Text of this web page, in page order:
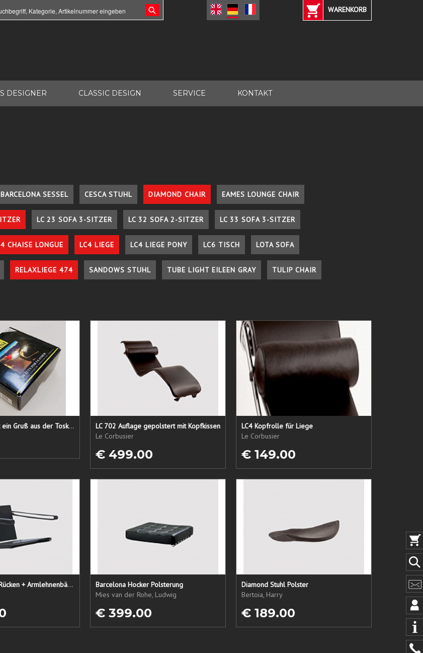
WARENKORB
DESIGNER CLASSIC DESIGN SERVICE KONTAKT
BARCELONA SESSEL CESCA STUHL DIAMOND CHAIR EAMES LOUNGE CHAIR
LC 23 SOFA 3-SITZER LC 32 SOFA 2-SITZER LC 33 SOFA 3-SITZER
CHAISE LONGUE LC4 LIEGE LC4 LIEGE PONY LC6 TISCH LOTA SOFA
RELAXLIEGE 474 SANDOWS STUHL TUBE LIGHT EILEEN GRAY TULIP CHAIR
Lederpflege-Set ein Gruß aus der Toskana...
LC 702 Auflage gepolstert mit Kopfkissen
Le Corbusier
€ 499.00
LC4 Kopfrolle für Liege
Le Corbusier
€ 149.00
LC1 Ersatzsitz + Rücken + Armlehnenbänder
Barcelona Hocker Polsterung
Mies van der Rohe, Ludwig
€ 399.00
Diamond Stuhl Polster
Bertoia, Harry
€ 189.00